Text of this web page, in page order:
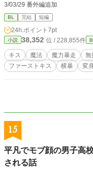
3/03/29 番外編追加
BL 完結 短編
24h.ポイント 7pt
小説 38,352 位 / 228,855件
キス 魔法 魔力暴走 無
ファーストキス
横暴 変
15
平凡でモブ顔の男子高
される話